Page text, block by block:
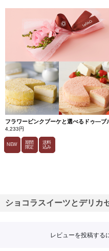
フラワーピンクブーケと選べるドゥ―ブ
4,233円
NEW
期間
限定
送料
込み
ショコラスイーツとデリカ
レビューを投稿する